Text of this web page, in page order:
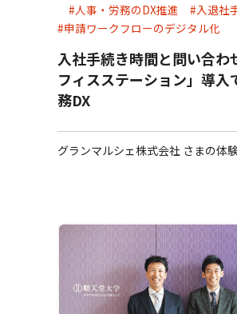
#人事・労務のDX推進
#入退社
#申請ワークフローのデジタル化
入社手続き時間と問い合わ
フィスステーション」導入
務DX
グランマルシェ株式会社 さまの体